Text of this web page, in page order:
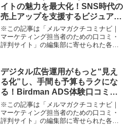
す。いわゆるバズの文脈...
イトの魅力を最大化！SNS時代の
売上アップを支援するビジュアル
マーケティング体験レポート
※この記事は「メルマガクチコミナビ｜
マーケティング担当者のための口コミ・
評判サイト」の編集部に寄せられた各商
たらいいの？」「おしゃれなビジュアル
で売上アップ...
デジタル広告運用がもっと“見え
る化”し、手間も予算もラクにな
る！Birdman ADS体験口コミレ
ビュー
※この記事は「メルマガクチコミナビ｜
マーケティング担当者のための口コミ・
評判サイト」の編集部に寄せられた各商